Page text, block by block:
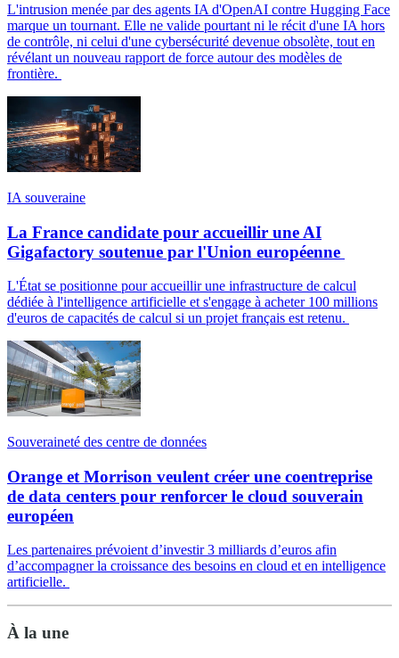
L'intrusion menée par des agents IA d'OpenAI contre Hugging Face
marque un tournant. Elle ne valide pourtant ni le récit d'une IA hors
de contrôle, ni celui d'une cybersécurité devenue obsolète, tout en
révélant un nouveau rapport de force autour des modèles de
frontière.
IA souveraine
La France candidate pour accueillir une AI
Gigafactory soutenue par l'Union européenne
L'État se positionne pour accueillir une infrastructure de calcul
dédiée à l'intelligence artificielle et s'engage à acheter 100 millions
d'euros de capacités de calcul si un projet français est retenu.
Souveraineté des centre de données
Orange et Morrison veulent créer une coentreprise
de data centers pour renforcer le cloud souverain
européen
Les partenaires prévoient d’investir 3 milliards d’euros afin
d’accompagner la croissance des besoins en cloud et en intelligence
artificielle.
À la une